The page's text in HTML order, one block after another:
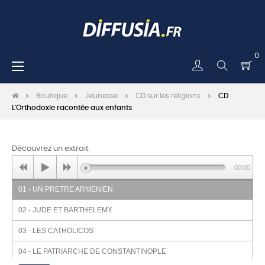
0
Basculer
☰
Boutique Jeunesse CD sur les religions
CD
L'Orthodoxie racontée aux enfants
Découvrez un extrait
01 - UN PRETRE ARMENIEN
02 - JUDE ET BARTHELEMY
03 - LES CATHOLICOS
04 - LE PATRIARCHE DE CONSTANTINOPLE
00:00